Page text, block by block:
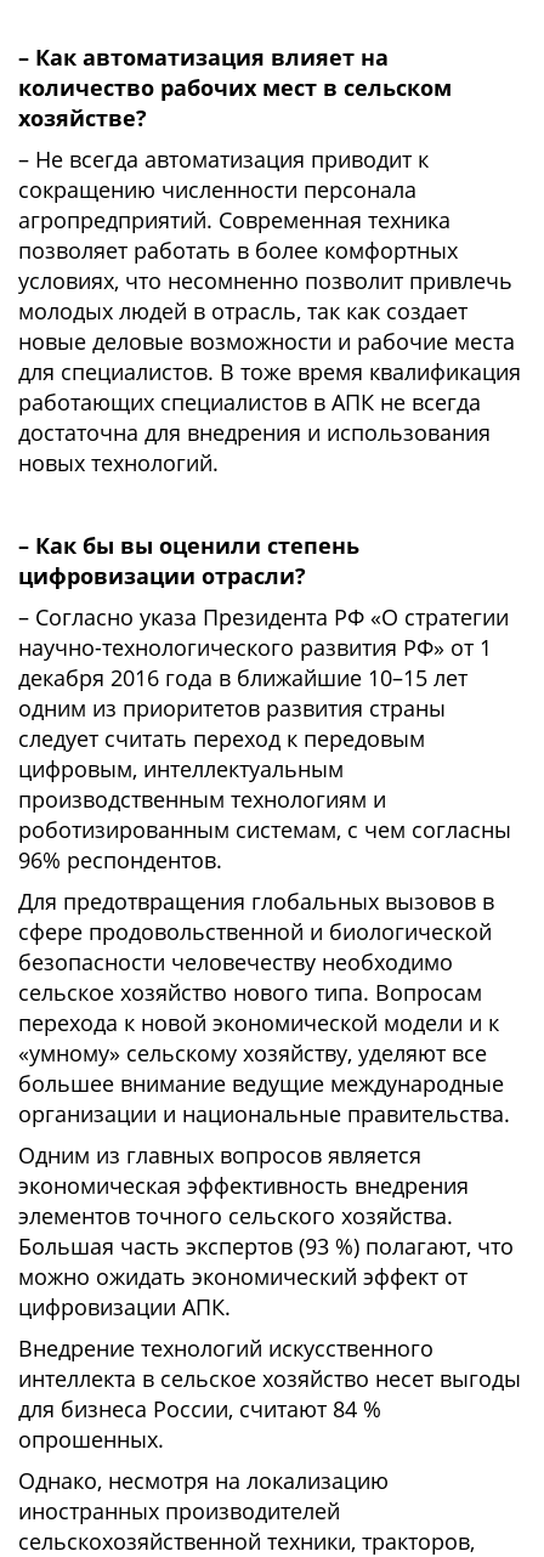
– Как автоматизация влияет на
количество рабочих мест в сельском
хозяйстве?
– Не всегда автоматизация приводит к
сокращению численности персонала
агропредприятий. Современная техника
позволяет работать в более комфортных
условиях, что несомненно позволит привлечь
молодых людей в отрасль, так как создает
новые деловые возможности и рабочие места
для специалистов. В тоже время квалификация
работающих специалистов в АПК не всегда
достаточна для внедрения и использования
новых технологий.
– Как бы вы оценили степень
цифровизации отрасли?
– Согласно указа Президента РФ «О стратегии
научно-технологического развития РФ» от 1
декабря 2016 года в ближайшие 10–15 лет
одним из приоритетов развития страны
следует считать переход к передовым
цифровым, интеллектуальным
производственным технологиям и
роботизированным системам, с чем согласны
96% респондентов.
Для предотвращения глобальных вызовов в
сфере продовольственной и биологической
безопасности человечеству необходимо
сельское хозяйство нового типа. Вопросам
перехода к новой экономической модели и к
«умному» сельскому хозяйству, уделяют все
большее внимание ведущие международные
организации и национальные правительства.
Одним из главных вопросов является
экономическая эффективность внедрения
элементов точного сельского хозяйства.
Большая часть экспертов (93 %) полагают, что
можно ожидать экономический эффект от
цифровизации АПК.
Внедрение технологий искусственного
интеллекта в сельское хозяйство несет выгоды
для бизнеса России, считают 84 %
опрошенных.
Однако, несмотря на локализацию
иностранных производителей
сельскохозяйственной техники, тракторов,